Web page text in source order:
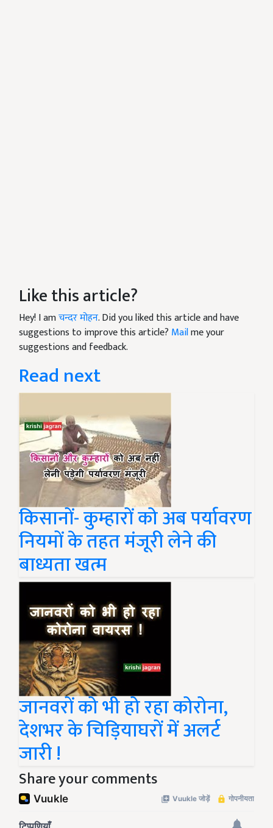
Like this article?
Hey! I amचन्दर मोहन. Did you liked this article and have
suggestions to improve this article? Mailme your
suggestions and feedback.
Read next
किसानों- कुम्हारों को अब पर्यावरण
नियमों के तहत मंजूरी लेने की
बाध्यता खत्म
जानवरों को भी हो रहा कोरोना,
देशभर के चिड़ियाघरों में अलर्ट
जारी !
Share your comments